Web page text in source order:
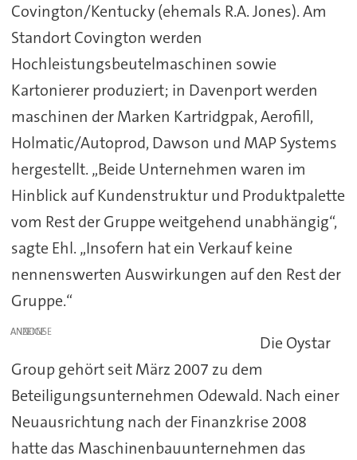
Covington/Kentucky (ehemals R.A. Jones). Am
Standort Covington werden
Hochleistungsbeutelmaschinen sowie
Kartonierer produziert; in Davenport werden
maschinen der Marken Kartridgpak, Aerofill,
Holmatic/Autoprod, Dawson und MAP Systems
hergestellt. „Beide Unternehmen waren im
Hinblick auf Kundenstruktur und Produktpalette
vom Rest der Gruppe weitgehend unabhängig“,
sagte Ehl. „Insofern hat ein Verkauf keine
nennenswerten Auswirkungen auf den Rest der
Gruppe.“
ANZEIGE
Die Oystar
Group gehört seit März 2007 zu dem
Beteiligungsunternehmen Odewald. Nach einer
Neuausrichtung nach der Finanzkrise 2008
hatte das Maschinenbauunternehmen das